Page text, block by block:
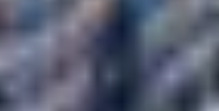
famille, en couple ou entre amis. Ce
complète et boissons à volonté. Partez en toute